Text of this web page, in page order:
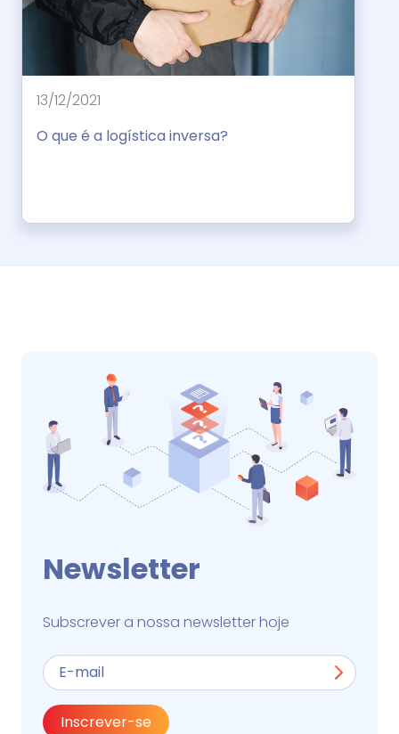
13/12/2021
O que é a logística inversa?
Newsletter
Subscrever a nossa newsletter hoje
Inscrever-se